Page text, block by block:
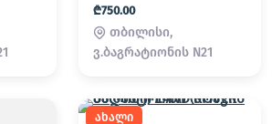
₾750.00
თბილისი,
ვ.ბაგრატიონის N21
ახალი